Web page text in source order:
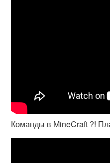
Команды в MineCraft ?!